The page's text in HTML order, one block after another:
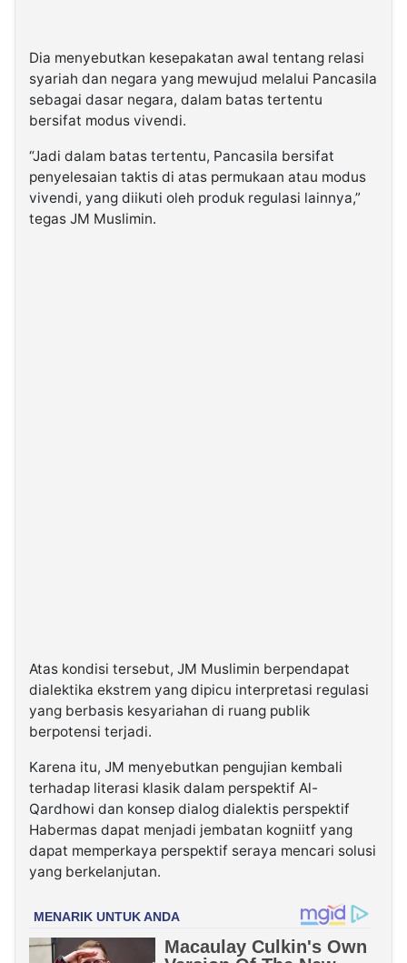
Dia menyebutkan kesepakatan awal tentang relasi
syariah dan negara yang mewujud melalui Pancasila
sebagai dasar negara, dalam batas tertentu
bersifat modus vivendi.
“Jadi dalam batas tertentu, Pancasila bersifat
penyelesaian taktis di atas permukaan atau modus
vivendi, yang diikuti oleh produk regulasi lainnya,”
tegas JM Muslimin.
Atas kondisi tersebut, JM Muslimin berpendapat
dialektika ekstrem yang dipicu interpretasi regulasi
yang berbasis kesyariahan di ruang publik
berpotensi terjadi.
Karena itu, JM menyebutkan pengujian kembali
terhadap literasi klasik dalam perspektif Al-
Qardhowi dan konsep dialog dialektis perspektif
Habermas dapat menjadi jembatan kogniitf yang
dapat memperkaya perspektif seraya mencari solusi
yang berkelanjutan.